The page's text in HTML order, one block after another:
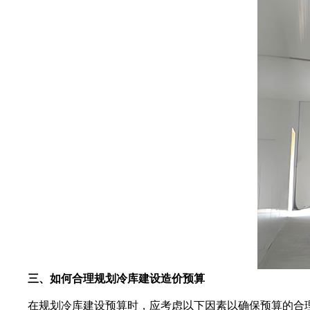
三、如何合理规划冷库建设造价预算
在规划冷库建设预算时，应考虑以下因素以确保预算的合